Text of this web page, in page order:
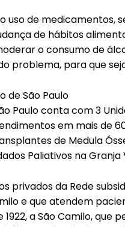
de medicamentos,
de hábitos
o consumo de
problema, para que
de São Paulo
Paulo conta com 3
em mais de
de Medula
Paliativos na Granja
privados da Rede
e que atendem
1922, a São Camilo,